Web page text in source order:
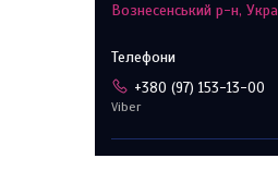
Вознесенський р-н,
+380 (97) 153-13-00
Viber